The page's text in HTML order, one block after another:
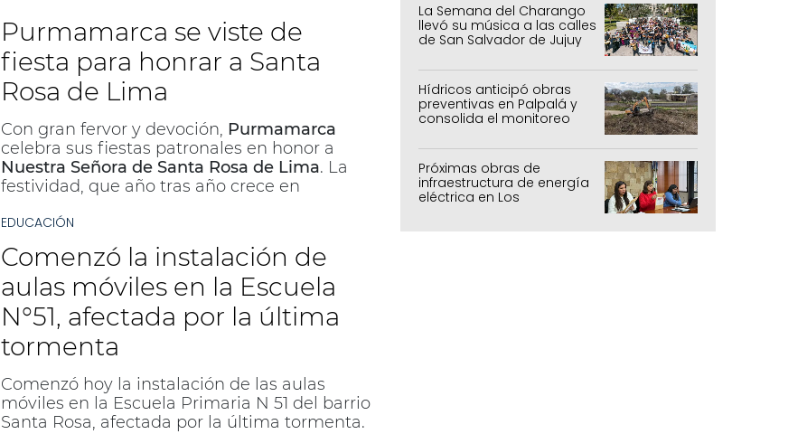
Purmamarca se viste de
fiesta para honrar a Santa
Rosa de Lima
Con gran fervor y devoción, Purmamarca
celebra sus fiestas patronales en honor a
Nuestra Señora de Santa Rosa de Lima. La
festividad, que año tras año crece en
como a visitantes de distintas partes de
Jujuy, consolidándose como una de las
celebraciones religiosas más importantes de
la región.
EDUCACIÓN
Comenzó la instalación de
aulas móviles en la Escuela
N°51, afectada por la última
tormenta
Comenzó hoy la instalación de las aulas
móviles en la Escuela Primaria N 51 del barrio
Santa Rosa, afectada por la última tormenta.
La Semana del Charango
llevó su música a las calles
de San Salvador de Jujuy
Hídricos anticipó obras
preventivas en Palpalá y
consolida el monitoreo
Próximas obras de
infraestructura de energía
eléctrica en Los